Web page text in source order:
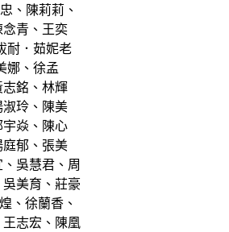
、陳莉莉、
青、王奕
耐．茹妮老
娜、徐孟
銘、林輝
玲、陳美
焱、陳心
郁、張美
吳慧君、周
美育、莊豪
、徐蘭香、
志宏、陳凰